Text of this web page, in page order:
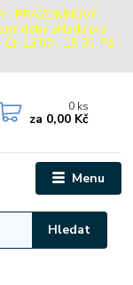
- PRÁZDNINOVÝ
doba skladu pro
13:00 - 15:30, Pá:
Menu
Hledat
0 ks
za 0,00 Kč